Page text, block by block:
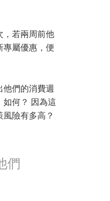
，若兩周前他
專屬優惠，便
們的消費週
何？ 因為這
險有多高？
們